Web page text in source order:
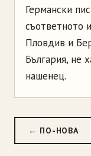
Германски
съответното
Пловдив и
България, не
нашенец.
← ПО-НОВА